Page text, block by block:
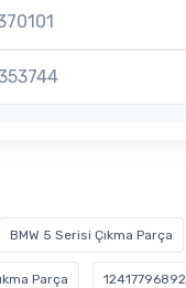
BMW 5 Serisi Çıkma Parça
Parça 12417796892